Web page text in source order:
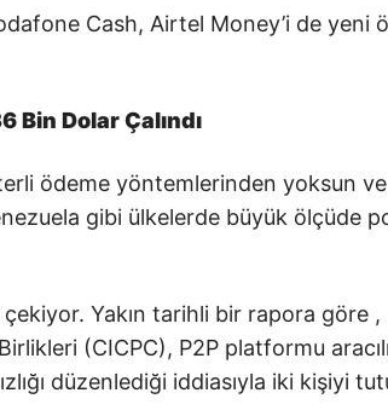
Cash, Airtel Money’i de yeni
Bin Dolar Çalındı
ödeme yöntemlerinden yoksun ve
gibi ülkelerde büyük ölçüde
Yakın tarihli bir rapora göre ,
(CICPC), P2P platformu
düzenlediği iddiasıyla iki kişiyi